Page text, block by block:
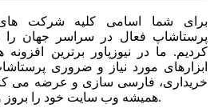
برای شما اسامی کلیه شرکت های
پرستاشاپ فعال در سراسر جهان
کردیم. ما در نیوزپاور برترین
ابزارهای مورد نیاز و ضروری
خریداری، فارسی سازی و عرضه می
همیشه وب سایت خود را بروز و پویا نگه دارید.